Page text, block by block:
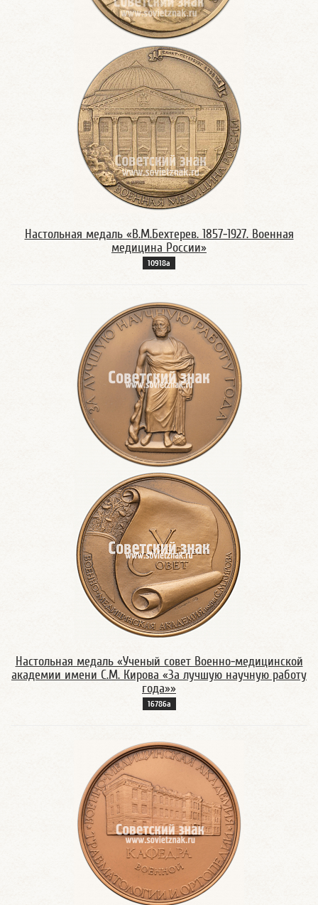
Настольная медаль «В.М.Бехтерев. 1857-1927. Военная
медицина России»
10918а
Настольная медаль «Ученый совет Военно-медицинской
академии имени С.М. Кирова «За лучшую научную работу
года»»
16786а